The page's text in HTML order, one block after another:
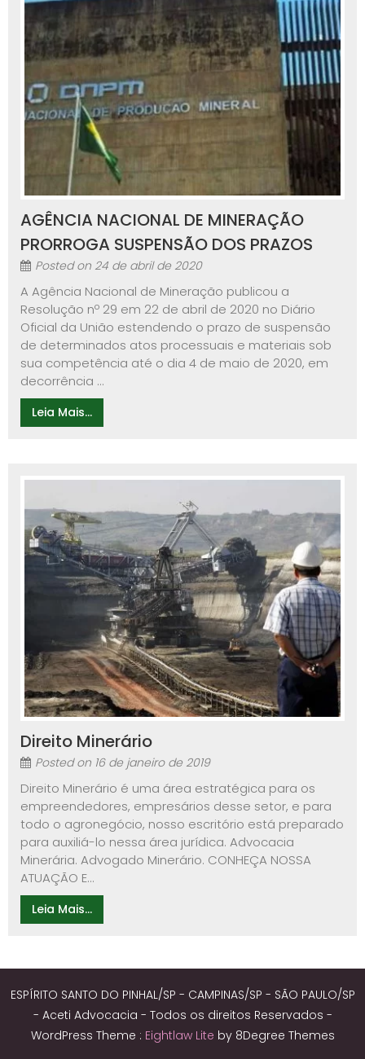
AGÊNCIA NACIONAL DE MINERAÇÃO
PRORROGA SUSPENSÃO DOS PRAZOS
Posted on 24 de abril de 2020
A Agência Nacional de Mineração publicou a
Resolução nº 29 em 22 de abril de 2020 no Diário
Oficial da União estendendo o prazo de suspensão
de determinados atos processuais e materiais sob
sua competência até o dia 4 de maio de 2020, em
decorrência ...
Leia Mais...
Direito Minerário
Posted on 16 de janeiro de 2019
Direito Minerário é uma área estratégica para os
empreendedores, empresários desse setor, e para
todo o agronegócio, nosso escritório está preparado
para auxiliá-lo nessa área jurídica. Advocacia
Minerária. Advogado Minerário. CONHEÇA NOSSA
ATUAÇÃO E...
Leia Mais...
ESPÍRITO SANTO DO PINHAL/SP - CAMPINAS/SP - SÃO PAULO/SP
- Aceti Advocacia - Todos os direitos Reservados -
WordPress Theme : Eightlaw Lite by 8Degree Themes